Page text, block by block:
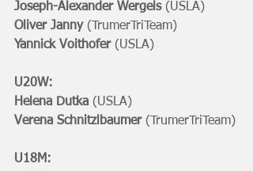
Joseph-Alexander Wergels (USLA)
Oliver Janny (TrumerTriTeam)
Yannick Voithofer (USLA)
U20W:
Helena Dutka (USLA)
Verena Schnitzlbaumer (TrumerTriTeam)
U18M: